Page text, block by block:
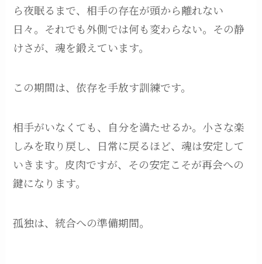
ら夜眠るまで、相手の存在が頭から離れない
日々。それでも外側では何も変わらない。その静
けさが、魂を鍛えています。
この期間は、依存を手放す訓練です。
相手がいなくても、自分を満たせるか。小さな楽
しみを取り戻し、日常に戻るほど、魂は安定して
いきます。皮肉ですが、その安定こそが再会への
鍵になります。
孤独は、統合への準備期間。